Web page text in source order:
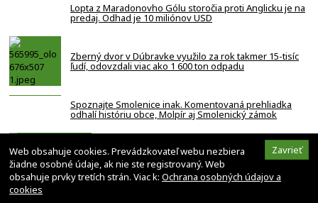
Lopta z Maradonovho Gólu storočia proti Anglicku je na
predaj. Odhad je 10 miliónov USD
Zberný dvor v Dúbravke využilo za rok takmer 15-tisíc
ľudí, odovzdali viac ako 1 600 ton odpadu
Spoznajte Smolenice inak. Komentovaná prehliadka
odhalí históriu obce, Molpír aj Smolenický zámok
Za smrťou hráča NBA z Memphisu je kokaín a
heroín. Bola to nehoda Zavrieť
Web obsahuje cookies. Prevádzkovateľ webu nezbiera
žiadne osobné údaje, ak nie ste registrovaný. Web
obsahuje prvky tretích strán. Viac k: Ochrana osobných údajov a
cookies